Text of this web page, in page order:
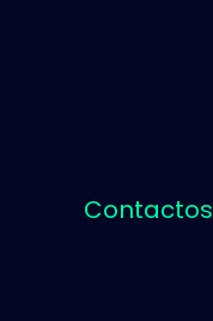
Contactos